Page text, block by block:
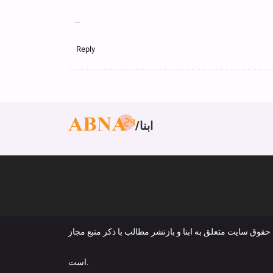
...
Reply
ابنا
حقوق سایت متعلق به ابنا و بازنشر مطالب با ذکر منبع مجاز
است.